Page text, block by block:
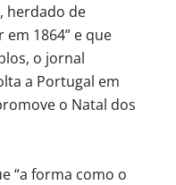
herdado de
1864” e que
o jornal
a Portugal em
o Natal dos
“a forma como o